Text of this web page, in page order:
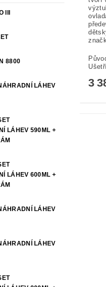
III
8800
LÁHEV
LÁHEV 590ML +
LÁHEV 600ML +
LÁHEV
LÁHEV
3